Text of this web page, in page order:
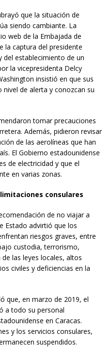
que la situación de
siendo cambiante. La
web de la Embajada de
la captura del presidente
del establecimiento de un
la vicepresidenta Delcy
insistió en que sus
de alerta y conozcan su
tomar precauciones
Además, pidieron revisar
de las aerolíneas que han
El Gobierno estadounidense
de electricidad y que el
en varias zonas.
consulares
de no viajar a
Estado advirtió que los
riesgos graves, entre
custodia, terrorismo,
las leyes locales, altos
civiles y deficiencias en la
que, en marzo de 2019, el
a todo su personal
en Caracas.
y los servicios consulares,
suspendidos.